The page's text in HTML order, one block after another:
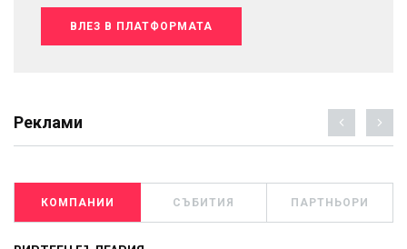
ВЛЕЗ В ПЛАТФОРМАТА
Реклами
КОМПАНИИ СЪБИТИЯ ПАРТНЬОРИ